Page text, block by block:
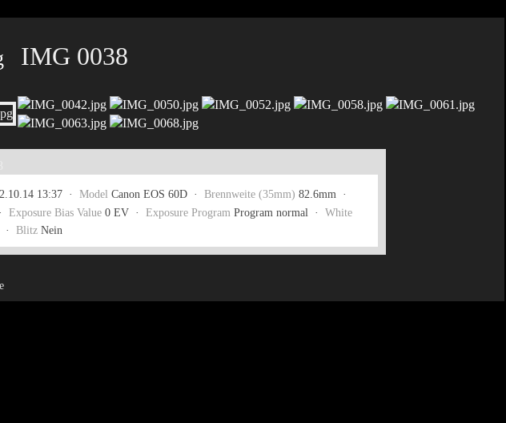
IMG 0038
13:37 · Model Canon EOS 60D · Brennweite (35mm) 82.6mm ·
Exposure Bias Value 0 EV · Exposure Program Program normal · White
· BlitzNein